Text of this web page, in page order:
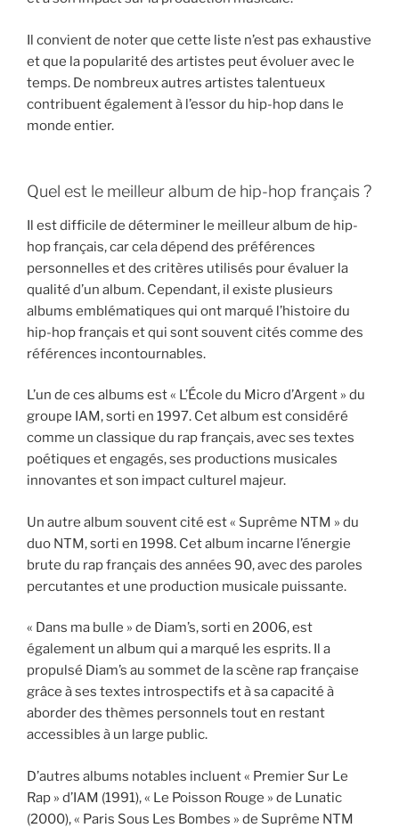
Il convient de noter que cette liste n’est pas exhaustive
et que la popularité des artistes peut évoluer avec le
temps. De nombreux autres artistes talentueux
contribuent également à l’essor du hip-hop dans le
monde entier.
Quel est le meilleur album de hip-hop français ?
Il est difficile de déterminer le meilleur album de hip-
hop français, car cela dépend des préférences
personnelles et des critères utilisés pour évaluer la
qualité d’un album. Cependant, il existe plusieurs
albums emblématiques qui ont marqué l’histoire du
hip-hop français et qui sont souvent cités comme des
références incontournables.
L’un de ces albums est « L’École du Micro d’Argent » du
groupe IAM, sorti en 1997. Cet album est considéré
comme un classique du rap français, avec ses textes
poétiques et engagés, ses productions musicales
innovantes et son impact culturel majeur.
Un autre album souvent cité est « Suprême NTM » du
duo NTM, sorti en 1998. Cet album incarne l’énergie
brute du rap français des années 90, avec des paroles
percutantes et une production musicale puissante.
« Dans ma bulle » de Diam’s, sorti en 2006, est
également un album qui a marqué les esprits. Il a
propulsé Diam’s au sommet de la scène rap française
grâce à ses textes introspectifs et à sa capacité à
aborder des thèmes personnels tout en restant
accessibles à un large public.
D’autres albums notables incluent « Premier Sur Le
Rap » d’IAM (1991), « Le Poisson Rouge » de Lunatic
(2000), « Paris Sous Les Bombes » de Suprême NTM